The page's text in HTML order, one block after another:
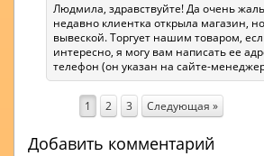
Людмила, здравствуйте! Да очень
недавно клиентка открыла магазин,
вывеской. Торгует нашим товаром,
интересно, я могу вам написать ее
телефон (он указан на сайте-
1 2 3 Следующая »
Добавить комментарий